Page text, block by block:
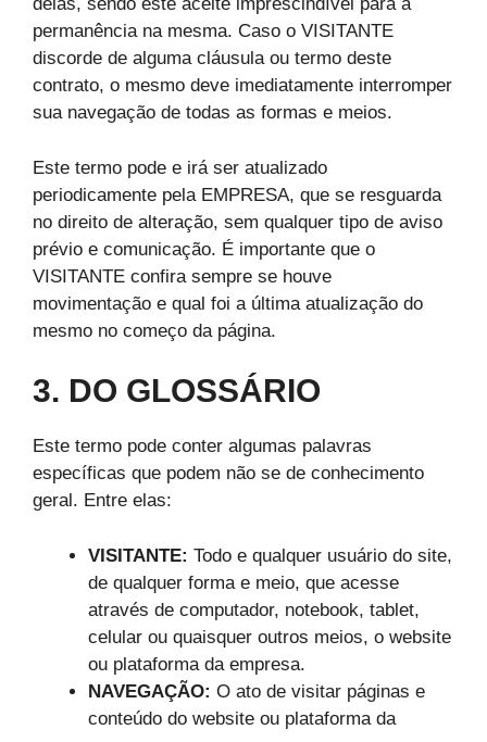
permanência na mesma. Caso o VISITANTE
discorde de alguma cláusula ou termo deste
contrato, o mesmo deve imediatamente interromper
sua navegação de todas as formas e meios.
Este termo pode e irá ser atualizado
periodicamente pela EMPRESA, que se resguarda
no direito de alteração, sem qualquer tipo de aviso
prévio e comunicação. É importante que o
VISITANTE confira sempre se houve
movimentação e qual foi a última atualização do
mesmo no começo da página.
3. DO GLOSSÁRIO
Este termo pode conter algumas palavras
específicas que podem não se de conhecimento
geral. Entre elas:
VISITANTE: Todo e qualquer usuário do site,
de qualquer forma e meio, que acesse
através de computador, notebook, tablet,
celular ou quaisquer outros meios, o website
ou plataforma da empresa.
NAVEGAÇÃO: O ato de visitar páginas e
conteúdo do website ou plataforma da